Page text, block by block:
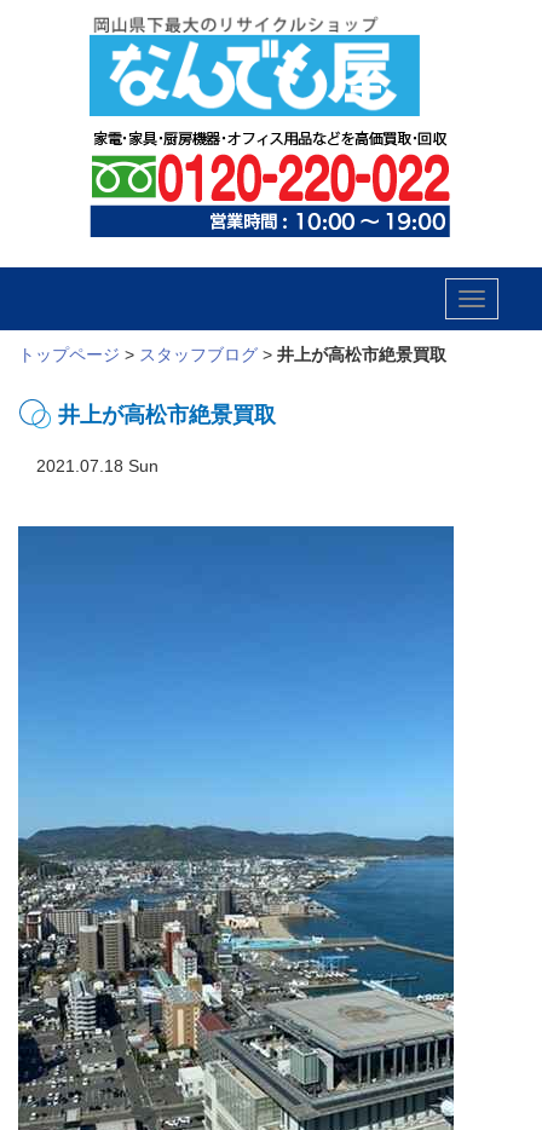
Toggle
トップページ > スタッフブログ > 井上が高松市絶景買取
井上が高松市絶景買取
2021.07.18 Sun